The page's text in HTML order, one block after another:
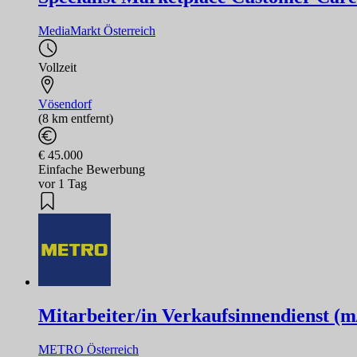
MediaMarkt Österreich
Vollzeit
Vösendorf
(8 km entfernt)
€ 45.000
Einfache Bewerbung
vor 1 Tag
Mitarbeiter/in Verkaufsinnendienst
METRO Österreich